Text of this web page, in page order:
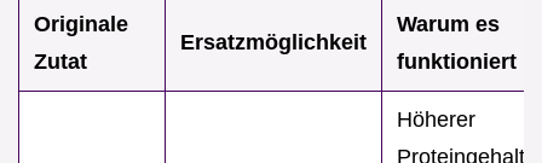
Originale
Zutat
Ersatzmöglichkeit
Warum es
funktioniert
Höherer
Proteingehalt,